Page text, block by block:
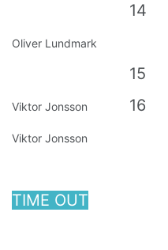
14
Oliver Lundmark
15
Viktor Jonsson 16
Viktor Jonsson
TIME OUT